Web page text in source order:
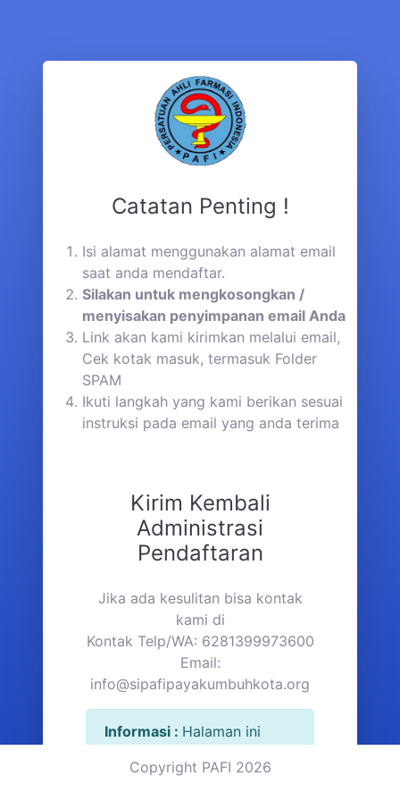
Catatan Penting !
Isi alamat menggunakan alamat email
saat anda mendaftar.
Silakan untuk mengkosongkan /
menyisakan penyimpanan email Anda
Link akan kami kirimkan melalui email,
Cek kotak masuk, termasuk Folder
SPAM
Ikuti langkah yang kami berikan sesuai
instruksi pada email yang anda terima
Kirim Kembali
Administrasi
Pendaftaran
Jika ada kesulitan bisa kontak
kami di
Kontak Telp/WA: 6281399973600
Email:
info@sipafipayakumbuhkota.org
Informasi : Halaman ini
anggota baru pada saat
Copyright PAFI 2026